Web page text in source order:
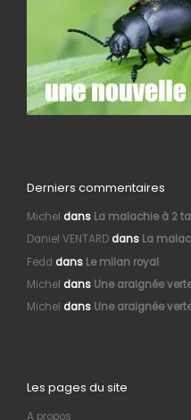
Derniers commentaires
Michel dans La malachie à 2
Daniel VENTARDdans La
Fedd dans Le milan royal
Michel dans Une araignée
Michel dans Une araignée
Les pages du site
A propos